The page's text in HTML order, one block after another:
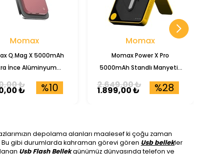
Momax
Q.Mag X 5000mAh
İnce Alüminyum
Kablosuz
(IP116)
%10
₺
₺
Momax
Momax Power X Pro
5000mAh Standlı Manyetik
Kablosuz Powerbank (IP131)
%28
1.899,00 ₺
2.649,00 ₺
depolama alanları maalesef ki çoğu zaman
Bu gibi durumlarda kahraman görevi gören Usb bellekler
Usb Flash Bellekgünümüz dünyasında telefon ve